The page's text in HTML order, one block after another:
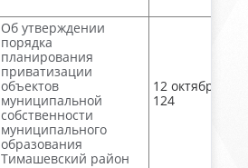
Об утверждении
порядка
планирования
приватизации
объектов
муниципальной
собственности
муниципального
образования
Тимашевский район
12 октября, №
124